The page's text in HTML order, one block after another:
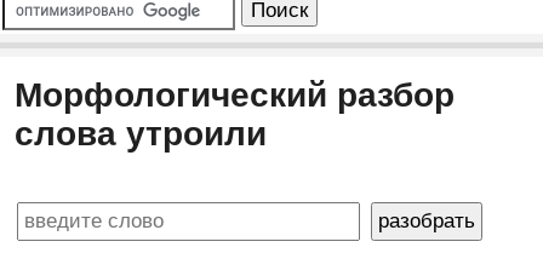
Морфологический разбор
слова утроили